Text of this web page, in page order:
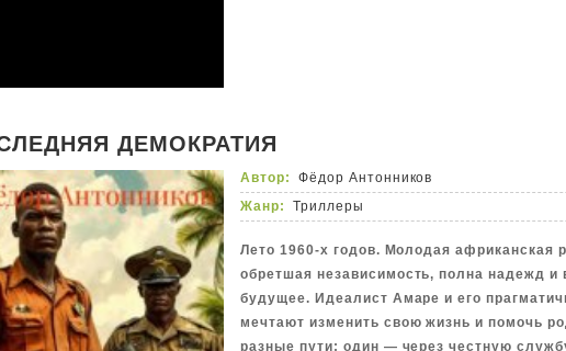
ДЕМОКРАТИЯ
Автор:
Фёдор Антонников
Жанр:
Триллеры
Лето 1960-х годов. Молодая африканская
обретшая независимость, полна надежд и
будущее. Идеалист Амаре и его
мечтают изменить свою жизнь и помочь
разные пути: один — через честную